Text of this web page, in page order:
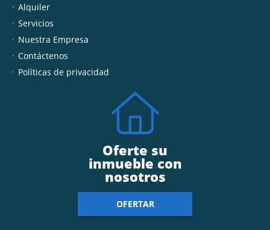
Alquiler
Servicios
Nuestra Empresa
Contáctenos
Políticas de privacidad
Oferte su
inmueble con
nosotros
OFERTAR